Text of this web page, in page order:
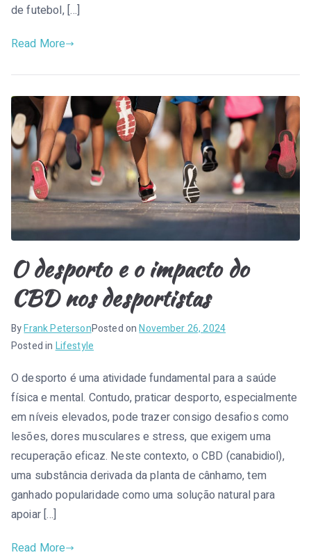
de futebol, […]
Read More
O desporto e o impacto do
CBD nos desportistas
ByFrank PetersonPosted onNovember 26, 2024
Posted in Lifestyle
O desporto é uma atividade fundamental para a saúde
física e mental. Contudo, praticar desporto, especialmente
em níveis elevados, pode trazer consigo desafios como
lesões, dores musculares e stress, que exigem uma
recuperação eficaz. Neste contexto, o CBD (canabidiol),
uma substância derivada da planta de cânhamo, tem
ganhado popularidade como uma solução natural para
apoiar […]
Read More